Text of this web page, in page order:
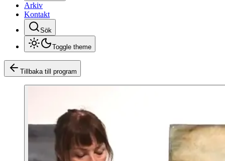
Arkiv
Kontakt
Sök
Toggle theme
Tillbaka till program